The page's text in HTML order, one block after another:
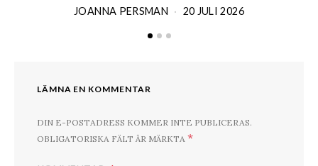
JOANNA PERSMAN 20 JULI 2026
LÄMNA EN KOMMENTAR
DIN E-POSTADRESS KOMMER INTE PUBLICERAS.
OBLIGATORISKA FÄLT ÄR MÄRKTA *